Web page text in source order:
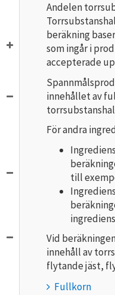
Andelen
beräkning
som ingår i
accepterade
innehållet av
För andra
till
Vid
innehåll av
flytande jäst,
Fullkorn